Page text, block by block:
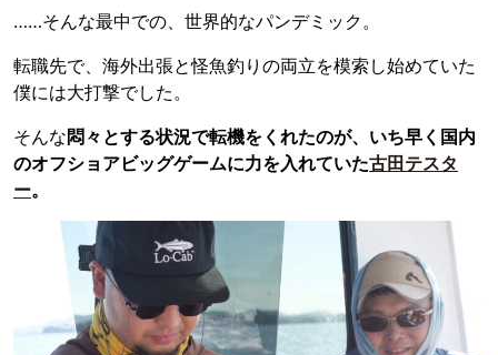
……そんな最中での、世界的なパンデミック。
転職先で、海外出張と怪魚釣りの両立を模索し始めていた
僕には大打撃でした。
そんな悶々とする状況で転機をくれたのが、いち早く国内
のオフショアビッグゲームに力を入れていた古田テスタ
ー。